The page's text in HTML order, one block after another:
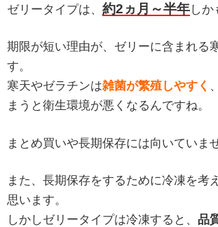
ゼリータイプは、 約2ヵ月～半年しか
期限が短い理由が、ゼリーに含まれる
す。
寒天やゼラチンは雑菌が繁殖しやすく
まうと衛生環境が悪くなるんですね。
まとめ買いや長期保存には向いていま
また、長期保存をするために冷凍を考
思います。
しかしゼリータイプは冷凍すると、 品